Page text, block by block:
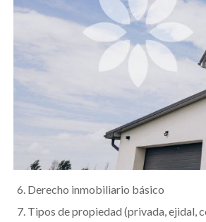
Derecho inmobiliario básico
Tipos de propiedad (privada, ejidal,